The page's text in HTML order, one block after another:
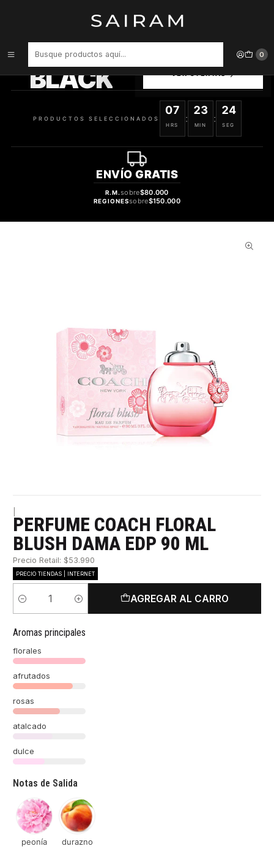
0
Perfume Coach Floral Blush Dama Edp 90 ml
BLACK
SELECCIONADOS
PRODUCTOS SELECCIONADOS
07
HRS
:
23
MIN
:
23
SEG
ENVÍO GRATIS
R.M.sobre$80.000
REGIONESsobre$150.000
PERFUME COACH FLORAL
BLUSH DAMA EDP 90 ML
Precio Retail: $53.990
PRECIO TIENDAS | INTERNET
Cantidad
AGREGAR AL CARRO
Aromas principales
florales
afrutados
rosas
atalcado
dulce
Notas de Salida
peonía durazno